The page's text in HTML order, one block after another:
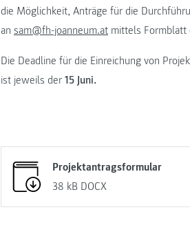
die Möglichkeit, Anträge für die
an sam@fh-joanneum.at mittels Formblatt
Die Deadline für die Einreichung von
ist jeweils der 15 Juni.
Projektantragsformular
38 kB DOCX